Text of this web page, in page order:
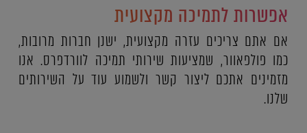
אפשרות לתמיכה מקצועית
אם אתם צריכים עזרה מקצועית, ישנן חברות מרובות,
כמו פולפאוור, שמציעות שירותי תמיכה לוורדפרס. אנו
מזמינים אתכם ליצור קשר ולשמוע עוד על השירותים
שלנו.